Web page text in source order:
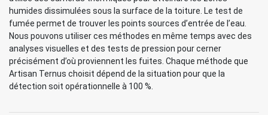
humides dissimulées sous la surface de la toiture. Le test de
fumée permet de trouver les points sources d’entrée de l’eau.
Nous pouvons utiliser ces méthodes en même temps avec des
analyses visuelles et des tests de pression pour cerner
précisément d’où proviennent les fuites. Chaque méthode que
Artisan Ternus choisit dépend de la situation pour que la
détection soit opérationnelle à 100 %.